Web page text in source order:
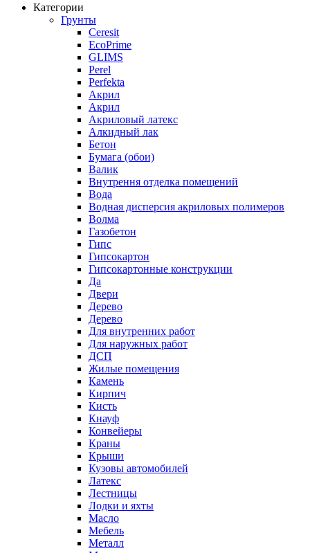
Категории
Грунты
Ceresit
EcoPrime
GLIMS
Perel
Perfekta
Акрил
Акрил
Акриловый латекс
Алкидный лак
Бетон
Бумага (обои)
Валик
Внутрення отделка помещений
Вода
Водная дисперсия акриловых полимеров
Волма
Газобетон
Гипс
Гипсокартон
Гипсокартонные конструкции
Да
Двери
Дерево
Дерево
Для внутренних работ
Для наружных работ
ДСП
Жилые помещения
Камень
Кирпич
Кисть
Кнауф
Конвейеры
Краны
Крыши
Кузовы автомобилей
Латекс
Лестницы
Лодки и яхты
Масло
Мебель
Металл